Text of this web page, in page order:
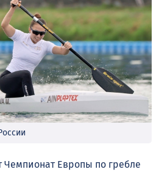
Чемпионат Европы по гребле